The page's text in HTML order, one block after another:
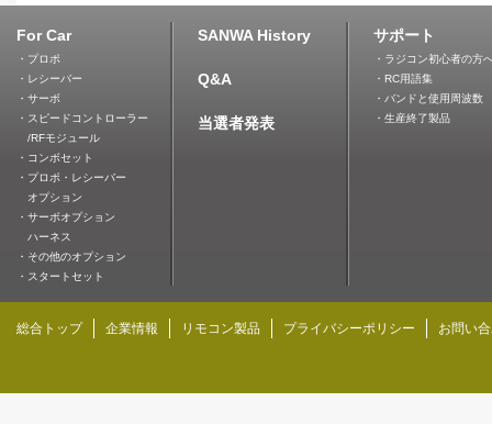
For Car
・プロポ
・レシーバー
・サーボ
・スピードコントローラー
/RFモジュール
・コンボセット
・プロポ・レシーバー
オプション
・サーボオプション
ハーネス
・その他のオプション
・スタートセット
SANWA History
Q&A
当選者発表
サポート
・ラジコン初心者の方
・RC用語集
・バンドと使用周波数
・生産終了製品
総合トップ 企業情報 リモコン製品 プライバシーポリシー お問い